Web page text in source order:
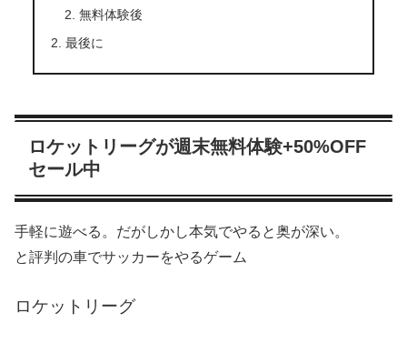
無料体験後
最後に
ロケットリーグが週末無料体験+50%OFF
セール中
手軽に遊べる。だがしかし本気でやると奥が深い。
と評判の車でサッカーをやるゲーム
ロケットリーグ